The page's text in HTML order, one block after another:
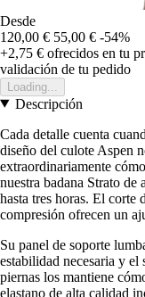
Desde
120,00 € 55,00 € -54%
+2,75 € ofrecidos en tu
validación de tu pedido
Loading...
Descripción
Cada detalle cuenta
diseño del culote Aspen
extraordinariamente
nuestra badana Strato de
hasta tres horas. El corte
compresión ofrecen un
Su panel de soporte
estabilidad necesaria y
piernas los mantiene
elastano de alta calidad